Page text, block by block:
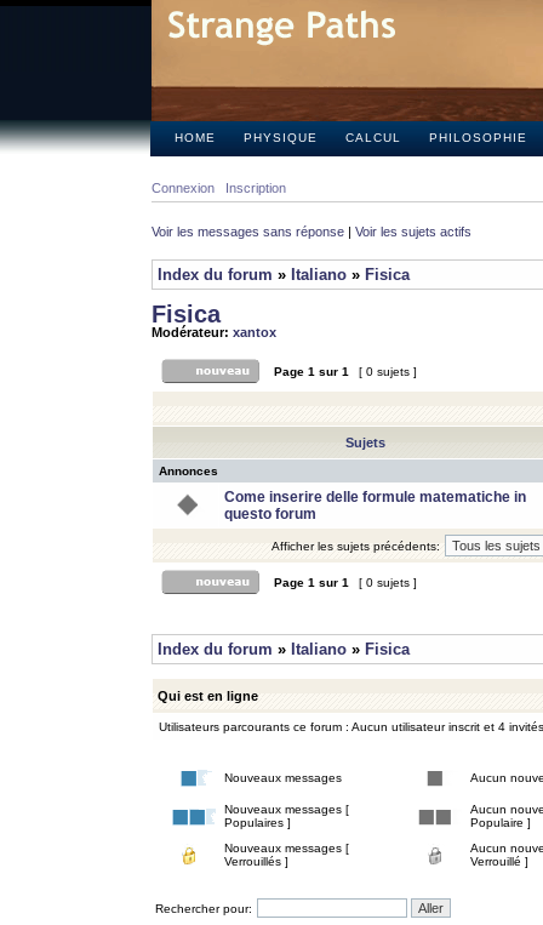
HOME PHYSIQUE CALCUL PHILOSOPHIE
Connexion Inscription
Voir les messages sans réponse | Voir les sujets actifs
Index du forum » Italiano » Fisica
Fisica
Modérateur: xantox
Page 1 sur 1 [ 0 sujets ]
Sujets
Annonces
Come inserire delle formule matematiche in
questo forum
Afficher les sujets précédents:
Page 1 sur 1 [ 0 sujets ]
Index du forum » Italiano » Fisica
Qui est en ligne
Utilisateurs parcourants ce forum : Aucun utilisateur inscrit et 4 invités
Nouveaux messages Aucun
Nouveaux messages [
Populaires ]
Aucun
Populaire ]
Nouveaux messages [
Verrouillés ]
Aucun
Verrouillé ]
Rechercher pour: